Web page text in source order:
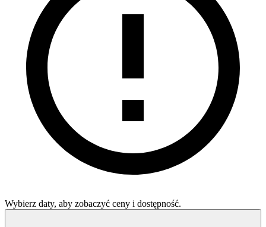
Wybierz daty, aby zobaczyć ceny i dostępność.